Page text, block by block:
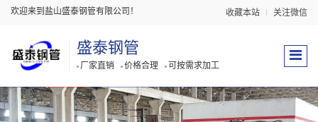
欢迎来到盐山盛泰钢管有限公司！ 收藏本站 关注微信
盛泰钢管
厂家直销 价格合理 可按需求加工